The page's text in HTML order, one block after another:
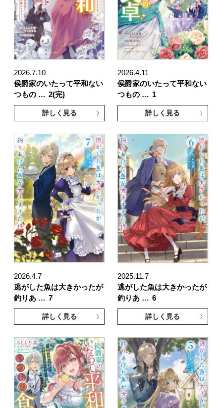
2026.7.10
侯爵家のいたって平和ない
つもの … 2(完)
詳しく見る
2026.4.11
侯爵家のいたって平和ない
つもの … 1
詳しく見る
2026.4.7
逃がした魚は大きかったが
釣りあ … 7
詳しく見る
2025.11.7
逃がした魚は大きかったが
釣りあ … 6
詳しく見る